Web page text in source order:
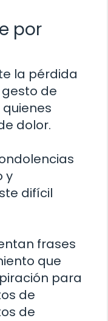
por
la pérdida
de
dolor.
y
difícil
frases
que
para
de
de